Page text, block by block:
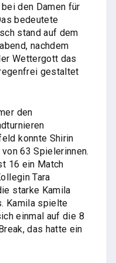
den Damen für
bedeutete
stand auf dem
nachdem
Wettergott das
gestaltet
den
konnte Shirin
63 Spielerinnen.
16 ein Match
Tara
starke Kamila
Kamila spielte
einmal auf die 8
das hatte ein